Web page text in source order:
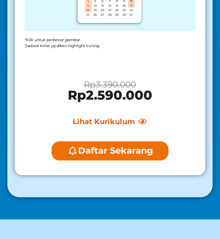
*Klik untuk perbesar gambar
*jadwal kelas yg diberi highlight kuning
Rp3.390.000
Rp2.590.000
Lihat Kurikulum
Daftar Sekarang